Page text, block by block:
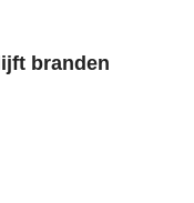
branden